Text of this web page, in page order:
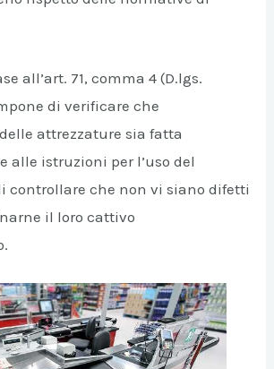
all’art. 71, comma 4 (D.lgs.
di verificare che
attrezzature sia fatta
alle istruzioni per l’uso del
controllare che non vi siano difetti
il loro cattivo